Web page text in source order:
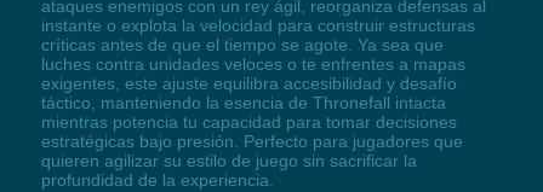
ataques enemigos con un rey ágil, reorganiza defensas al
instante o explota la velocidad para construir estructuras
críticas antes de que el tiempo se agote. Ya sea que
luches contra unidades veloces o te enfrentes a mapas
exigentes, este ajuste equilibra accesibilidad y desafío
táctico, manteniendo la esencia de Thronefall intacta
mientras potencia tu capacidad para tomar decisiones
estratégicas bajo presión. Perfecto para jugadores que
quieren agilizar su estilo de juego sin sacrificar la
profundidad de la experiencia.